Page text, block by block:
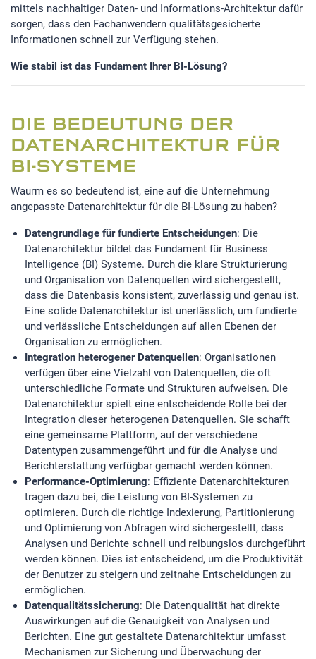
mittels nachhaltiger Daten- und Informations-Architektur dafür
sorgen, dass den Fachanwendern qualitätsgesicherte
Informationen schnell zur Verfügung stehen.
Wie stabil ist das Fundament Ihrer BI-Lösung?
DIE BEDEUTUNG DER
DATENARCHITEKTUR FÜR
BI-SYSTEME
Waurm es so bedeutend ist, eine auf die Unternehmung
angepasste Datenarchitektur für die BI-Lösung zu haben?
Datengrundlage für fundierte Entscheidungen: Die
Datenarchitektur bildet das Fundament für Business
Intelligence (BI) Systeme. Durch die klare Strukturierung
und Organisation von Datenquellen wird sichergestellt,
dass die Datenbasis konsistent, zuverlässig und genau ist.
Eine solide Datenarchitektur ist unerlässlich, um fundierte
und verlässliche Entscheidungen auf allen Ebenen der
Organisation zu ermöglichen.
Integration heterogener Datenquellen: Organisationen
verfügen über eine Vielzahl von Datenquellen, die oft
unterschiedliche Formate und Strukturen aufweisen. Die
Datenarchitektur spielt eine entscheidende Rolle bei der
Integration dieser heterogenen Datenquellen. Sie schafft
eine gemeinsame Plattform, auf der verschiedene
Datentypen zusammengeführt und für die Analyse und
Berichterstattung verfügbar gemacht werden können.
Performance-Optimierung: Effiziente Datenarchitekturen
tragen dazu bei, die Leistung von BI-Systemen zu
optimieren. Durch die richtige Indexierung, Partitionierung
und Optimierung von Abfragen wird sichergestellt, dass
Analysen und Berichte schnell und reibungslos durchgeführt
werden können. Dies ist entscheidend, um die Produktivität
der Benutzer zu steigern und zeitnahe Entscheidungen zu
ermöglichen.
Datenqualitätssicherung: Die Datenqualität hat direkte
Auswirkungen auf die Genauigkeit von Analysen und
Berichten. Eine gut gestaltete Datenarchitektur umfasst
Mechanismen zur Sicherung und Überwachung der
Cookie Laufzeit:
1 Jahr
STATISTIK
Diese Informationen helfen uns zu verstehen, wie
unsere Besucher unsere Website nutzen.Statistik
Google Analytics
MSCI Analytics
MARKETING
SalesViewer
EXTERNE MEDIEN
Um Inhalte von Videoplattformen und Social Media
Plattformen anzeigen zu können, werden von diesen
externen Medien Cookies gesetzt.
YouTube